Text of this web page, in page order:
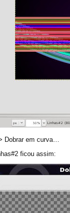
Dobrar em curva…
ficou assim: